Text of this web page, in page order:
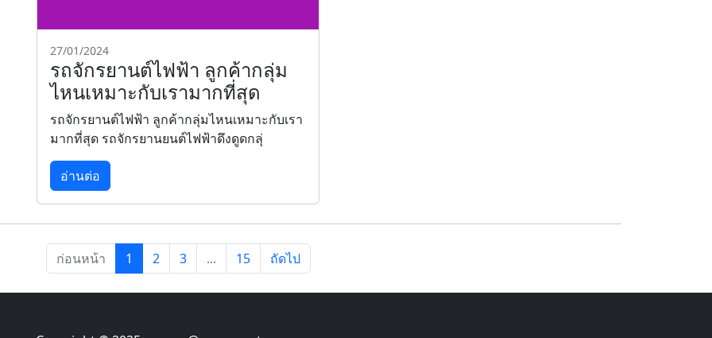
27/01/2024
รถจักรยานต์ไฟฟ้า ลูกค้ากลุ่ม
ไหนเหมาะกับเรามากที่สุด
รถจักรยานต์ไฟฟ้า ลูกค้ากลุ่มไหนเหมาะกับเรา
มากที่สุด รถจักรยานยนต์ไฟฟ้าดึงดูดกลุ่
อ่านต่อ
ก่อนหน้า 1 2 3 ... 15 ถัดไป